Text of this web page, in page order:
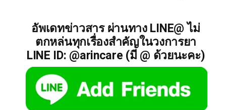
อัพเดทข่าวสาร ผ่านทาง LINE@ ไม่
ตกหล่นทุกเรื่องสำคัญในวงการยา
LINE ID: @arincare (มี @ ด้วยนะคะ)